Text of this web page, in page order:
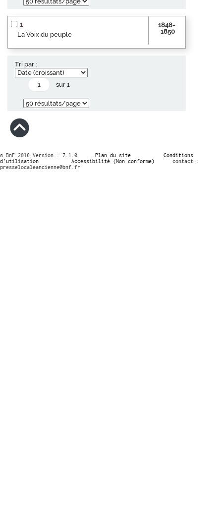
1
La Voix du peuple
1848-
1850
Tri par :
sur 1
© BnF 2016 Version : 7.1.0 Plan du site
Conditions
d’utilisation
Accessibilité (Non conforme)
contact :
presselocaleancienne@bnf.fr